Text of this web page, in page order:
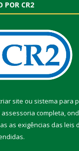
POR CR2
site ou sistema para
assessoria completa,
as exigências das leis